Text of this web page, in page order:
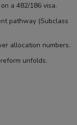
a 482/186 visa.
pathway (Subclass
allocation numbers.
unfolds.